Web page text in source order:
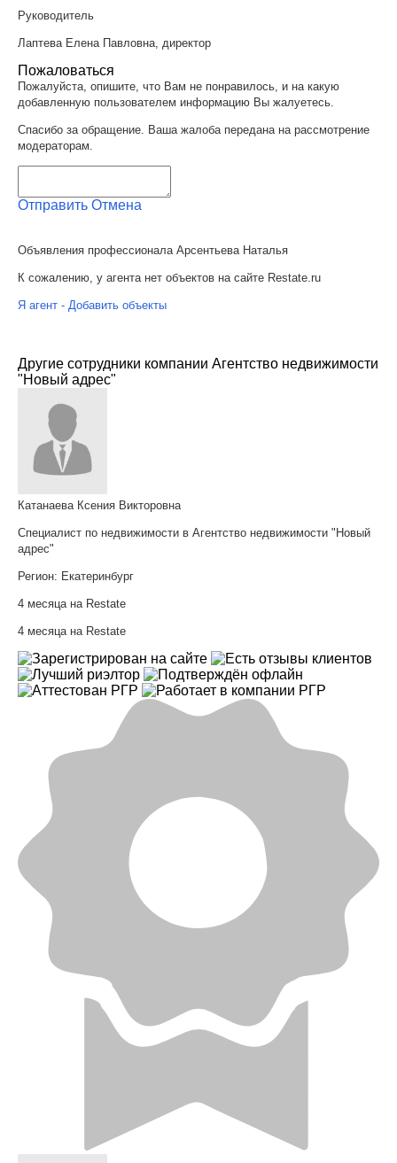
Руководитель
Лаптева Елена Павловна, директор
Пожаловаться
Пожалуйста, опишите, что Вам не понравилось, и на какую
добавленную пользователем информацию Вы жалуетесь.
Спасибо за обращение. Ваша жалоба передана на рассмотрение
модераторам.
Отправить Отмена
Объявления профессионала Арсентьева Наталья
К сожалению, у агента нет объектов на сайте Restate.ru
Я агент - Добавить объекты
Другие сотрудники компании Агентство недвижимости
"Новый адрес"
Катанаева Ксения Викторовна
Специалист по недвижимости в Агентство недвижимости "Новый
адрес"
Регион: Екатеринбург
4 месяца на Restate
4 месяца на Restate